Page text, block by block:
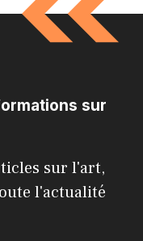
sur
sur l'art,
l'actualité